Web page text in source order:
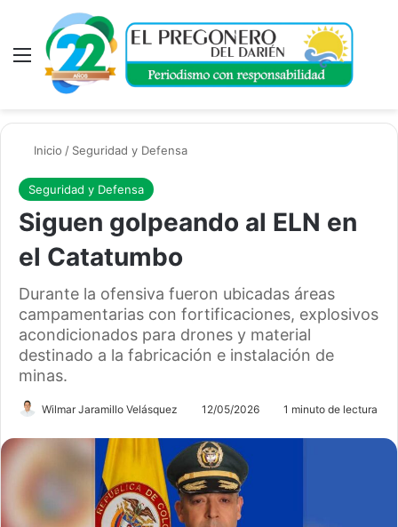
Menú
Inicio / Seguridad y Defensa
Seguridad y Defensa
Siguen golpeando al ELN en
el Catatumbo
Durante la ofensiva fueron ubicadas áreas
campamentarias con fortificaciones, explosivos
acondicionados para drones y material
destinado a la fabricación e instalación de
minas.
Wilmar Jaramillo Velásquez 12/05/2026 1 minuto de lectura